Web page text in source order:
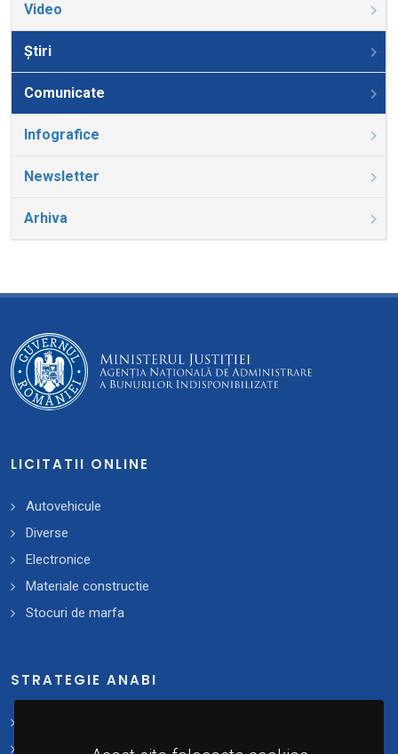
Video
Știri
Comunicate
Infografice
Newsletter
Arhiva
LICITATII ONLINE
Autovehicule
Diverse
Electronice
Materiale constructie
Stocuri de marfa
STRATEGIE ANABI
Plan 2021 - 2025